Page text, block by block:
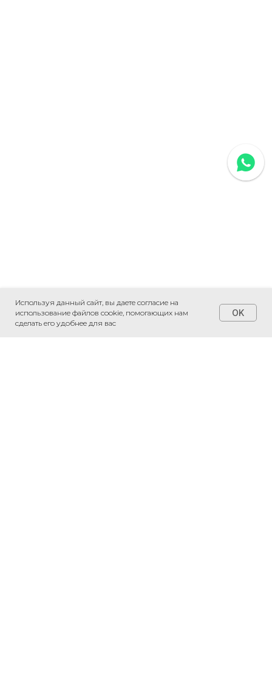
Используя данный сайт, вы даете согласие на
использование файлов cookie, помогающих нам
сделать его удобнее для вас
OK